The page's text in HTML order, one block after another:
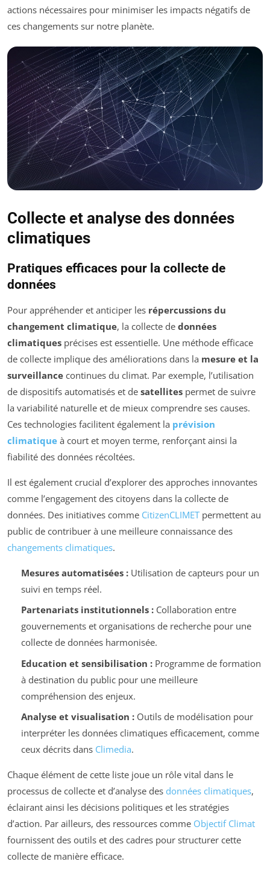
actions nécessaires pour minimiser les impacts négatifs de
ces changements sur notre planète.
Collecte et analyse des données
climatiques
Pratiques efficaces pour la collecte de
données
Pour appréhender et anticiper les répercussions du
changement climatique, la collecte de données
climatiques précises est essentielle. Une méthode efficace
de collecte implique des améliorations dans la mesure et la
surveillance continues du climat. Par exemple, l’utilisation
de dispositifs automatisés et de satellites permet de suivre
la variabilité naturelle et de mieux comprendre ses causes.
Ces technologies facilitent également la prévision
climatique à court et moyen terme, renforçant ainsi la
fiabilité des données récoltées.
Il est également crucial d’explorer des approches innovantes
comme l’engagement des citoyens dans la collecte de
données. Des initiatives comme CitizenCLIMET permettent au
public de contribuer à une meilleure connaissance des
changements climatiques.
Mesures automatisées :Utilisation de capteurs pour un
suivi en temps réel.
Partenariats institutionnels :Collaboration entre
gouvernements et organisations de recherche pour une
collecte de données harmonisée.
Education et sensibilisation :Programme de formation
à destination du public pour une meilleure
compréhension des enjeux.
Analyse et visualisation :Outils de modélisation pour
interpréter les données climatiques efficacement, comme
ceux décrits dans Climedia.
Chaque élément de cette liste joue un rôle vital dans le
processus de collecte et d’analyse des données climatiques,
éclairant ainsi les décisions politiques et les stratégies
d’action. Par ailleurs, des ressources comme Objectif Climat
fournissent des outils et des cadres pour structurer cette
collecte de manière efficace.